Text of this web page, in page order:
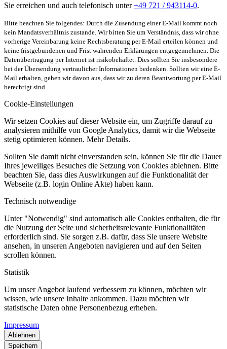
Sie erreichen und auch telefonisch unter+49 721 / 943114-0.
Bitte beachten Sie folgendes: Durch die Zusendung einer E-Mail kommt noch
kein Mandatsverhältnis zustande. Wir bitten Sie um Verständnis, dass wir ohne
vorherige Vereinbarung keine Rechtsberatung per E-Mail erteilen können und
keine fristgebundenen und Frist wahrenden Erklärungen entgegennehmen. Die
Datenübertragung per Internet ist risikobehaftet. Dies sollten Sie insbesondere
bei der Übersendung vertraulicher Informationen bedenken. Sollten wir eine E-
Mail erhalten, gehen wir davon aus, dass wir zu deren Beantwortung per E-Mail
berechtigt sind.
Cookie-Einstellungen
Wir setzen Cookies auf dieser Website ein, um Zugriffe darauf zu
analysieren mithilfe von Google Analytics, damit wir die Webseite
stetig optimieren können. Mehr Details.
Sollten Sie damit nicht einverstanden sein, können Sie für die Dauer
Ihres jeweiliges Besuches die Setzung von Cookies ablehnen. Bitte
beachten Sie, dass dies Auswirkungen auf die Funktionalität der
Webseite (z.B. login Online Akte) haben kann.
Technisch notwendige
Unter "Notwendig" sind automatisch alle Cookies enthalten, die für
die Nutzung der Seite und sicherheitsrelevante Funktionalitäten
erforderlich sind. Sie sorgen z.B. dafür, dass Sie unsere Website
ansehen, in unseren Angeboten navigieren und auf den Seiten
scrollen können.
Statistik
Um unser Angebot laufend verbessern zu können, möchten wir
wissen, wie unsere Inhalte ankommen. Dazu möchten wir
statistische Daten ohne Personenbezug erheben.
Impressum
Ablehnen
Speichern